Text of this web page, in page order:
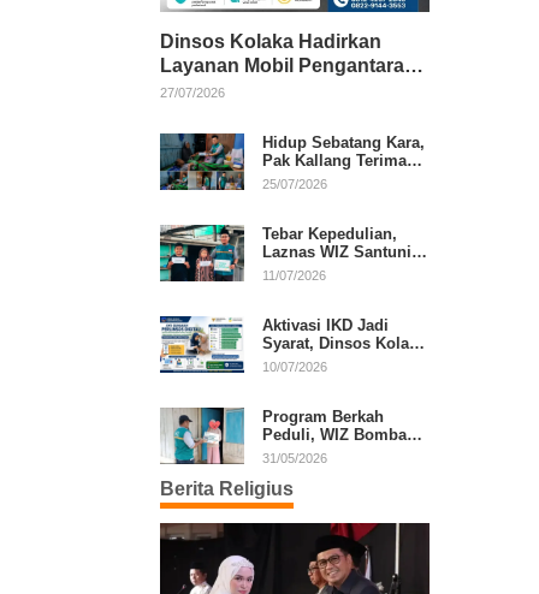
Dinsos Kolaka Hadirkan
Layanan Mobil Pengantaran
Gratis bagi Pasien Penerima
27/07/2026
Hidup Sebatang Kara,
Pak Kallang Terima
Bantuan dari Laznas
25/07/2026
Tebar Kepedulian,
Laznas WIZ Santuni
Anak Yatim dan
11/07/2026
Aktivasi IKD Jadi
Syarat, Dinsos Kolaka
Sosialisasikan
10/07/2026
Program Berkah
Peduli, WIZ Bombana
Bantu Lansia dan
31/05/2026
Berita Religius